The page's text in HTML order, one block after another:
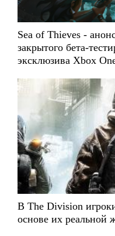
Sea of Thieves -
закрытого бета-
эксклюзива Xbox
В The Division
основе их реальной